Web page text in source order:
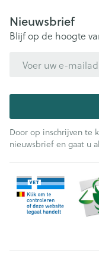
Nieuwsbrief
Blijf op de hoogte
Door op inschrijven te
nieuwsbrief en gaat u